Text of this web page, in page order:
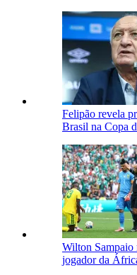
Felipão revela
Brasil na Copa
Wilton Sampaio
jogador da